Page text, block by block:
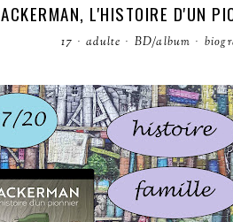
ACKERMAN, L'HISTOIRE D'UN
17 · adulte · BD/album ·